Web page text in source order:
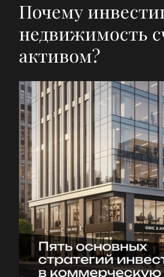
Почему
недвижимость
активом?